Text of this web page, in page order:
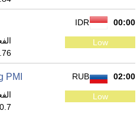
00:00
IDR
Low
02:00
RUB
PMI
Low